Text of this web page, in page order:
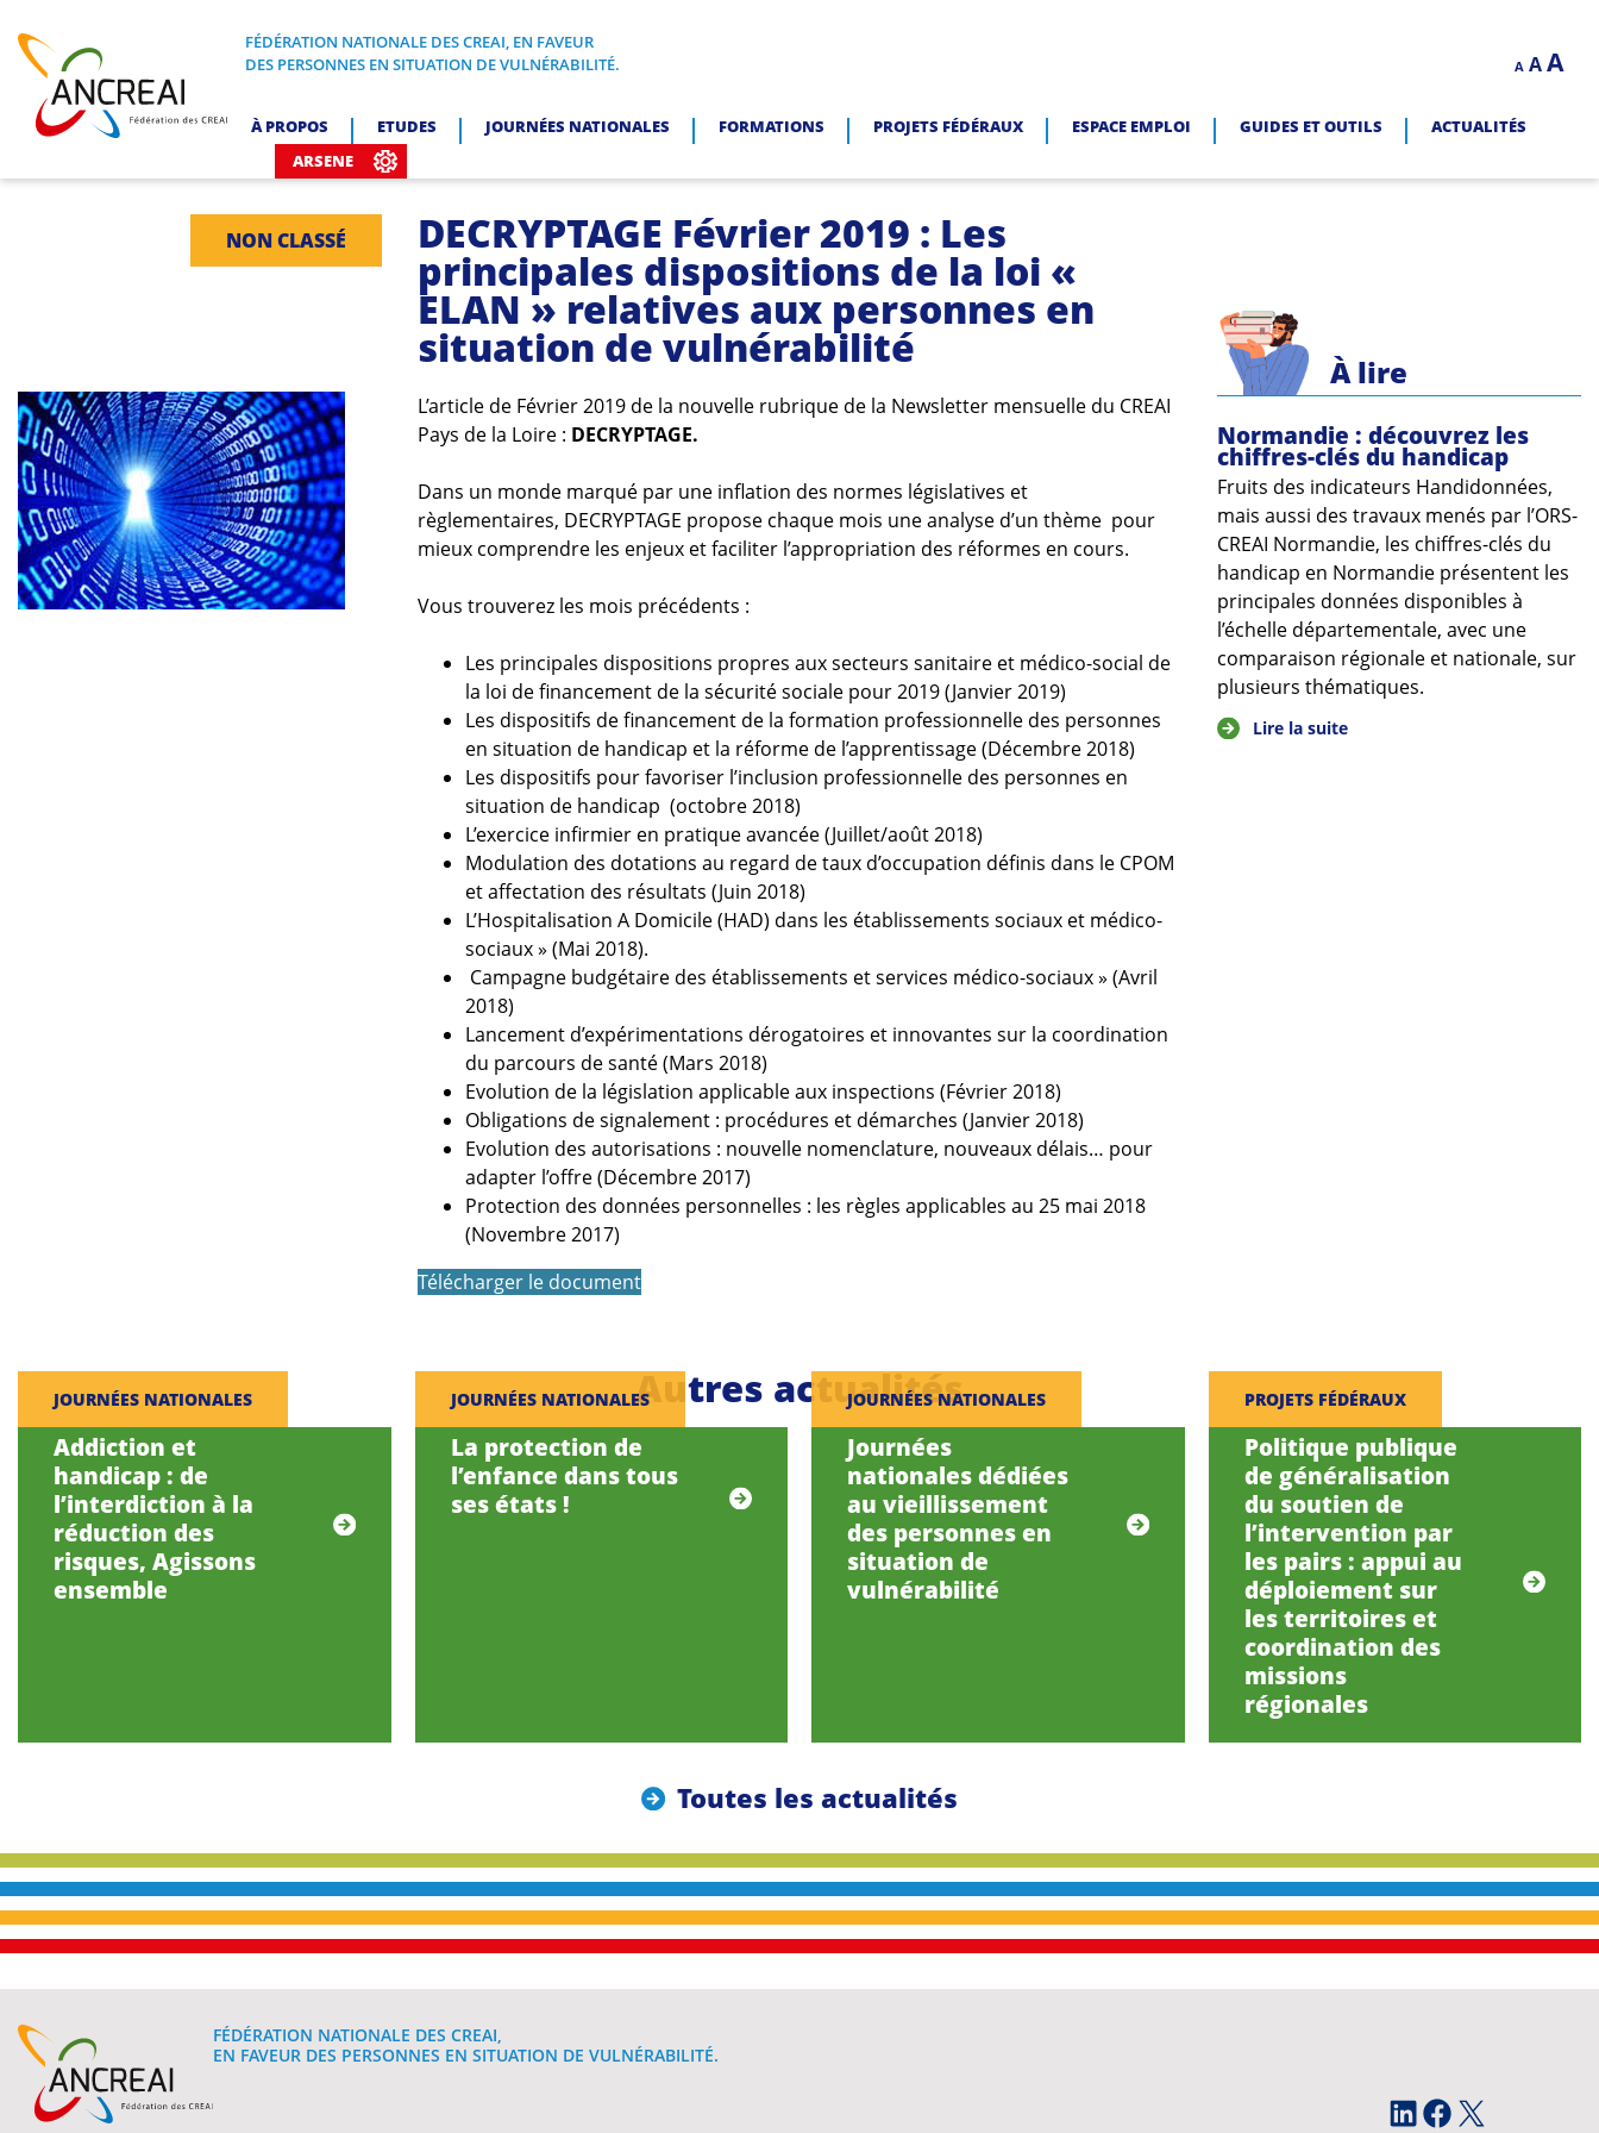
content
ANCREAI
FÉDÉRATION NATIONALE DES CREAI, EN FAVEUR DES PERSONNES EN SITUATION DE VULNÉRABILITÉ.
FÉDÉRATION NATIONALE DES CREAI, EN FAVEUR
DES PERSONNES EN SITUATION DE VULNÉRABILITÉ.
A
Decrease
font
A Reset
A
À PROPOS ETUDES JOURNÉES NATIONALES FORMATIONS PROJETS FÉDÉRAUX ESPACE EMPLOI GUIDES ET OUTILS
ACTUALITÉS
ARSENE
NON CLASSÉ DECRYPTAGE Février 2019 : Les
principales dispositions de la loi «
ELAN » relatives aux personnes en
situation de vulnérabilité
L’article de Février 2019 de la nouvelle rubrique de la Newsletter mensuelle du CREAI
Pays de la Loire : DECRYPTAGE.
Dans un monde marqué par une inflation des normes législatives et
règlementaires, DECRYPTAGE propose chaque mois une analyse d’un thème pour
mieux comprendre les enjeux et faciliter l’appropriation des réformes en cours.
Vous trouverez les mois précédents :
Les principales dispositions propres aux secteurs sanitaire et médico-social de
la loi de financement de la sécurité sociale pour 2019 (Janvier 2019)
Les dispositifs de financement de la formation professionnelle des personnes
en situation de handicap et la réforme de l’apprentissage (Décembre 2018)
Les dispositifs pour favoriser l’inclusion professionnelle des personnes en
situation de handicap (octobre 2018)
L’exercice infirmier en pratique avancée (Juillet/août 2018)
Modulation des dotations au regard de taux d’occupation définis dans le CPOM
et affectation des résultats (Juin 2018)
L’Hospitalisation A Domicile (HAD) dans les établissements sociaux et médico-
sociaux » (Mai 2018).
Campagne budgétaire des établissements et services médico-sociaux » (Avril
2018)
Lancement d’expérimentations dérogatoires et innovantes sur la coordination
du parcours de santé (Mars 2018)
Evolution de la législation applicable aux inspections (Février 2018)
Obligations de signalement : procédures et démarches (Janvier 2018)
Evolution des autorisations : nouvelle nomenclature, nouveaux délais… pour
adapter l’offre (Décembre 2017)
Protection des données personnelles : les règles applicables au 25 mai 2018
(Novembre 2017)
Télécharger le document
À lire
Normandie : découvrez les
chiffres-clés du handicap
Fruits des indicateurs Handidonnées,
mais aussi des travaux menés par l’ORS-
CREAI Normandie, les chiffres-clés du
handicap en Normandie présentent les
principales données disponibles à
l’échelle départementale, avec une
comparaison régionale et nationale, sur
plusieurs thématiques.
Lire la suite
Autres actualités
JOURNÉES NATIONALES
Addiction et
handicap : de
l’interdiction à la
réduction des
risques, Agissons
ensemble
JOURNÉES NATIONALES
La protection de
l’enfance dans tous
ses états !
JOURNÉES NATIONALES
Journées
nationales dédiées
au vieillissement
des personnes en
situation de
vulnérabilité
PROJETS FÉDÉRAUX
Politique publique
de généralisation
du soutien de
l’intervention par
les pairs : appui au
déploiement sur
les territoires et
coordination des
missions
régionales
Toutes les actualités
FÉDÉRATION NATIONALE DES CREAI,
EN FAVEUR DES PERSONNES EN SITUATION DE VULNÉRABILITÉ.
LinkedIn Facebook X